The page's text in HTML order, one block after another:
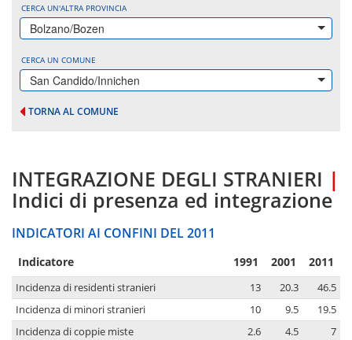
CERCA UN'ALTRA PROVINCIA
Bolzano/Bozen
CERCA UN COMUNE
San Candido/Innichen
TORNA AL COMUNE
INTEGRAZIONE DEGLI STRANIERI |
Indici di presenza ed integrazione
INDICATORI AI CONFINI DEL 2011
Indicatore 1991 2001 2011
Incidenza di residenti stranieri 13 20.3
46.5
Incidenza di minori stranieri
10 9.5
19.5
Incidenza di coppie miste
2.6 4.5
7